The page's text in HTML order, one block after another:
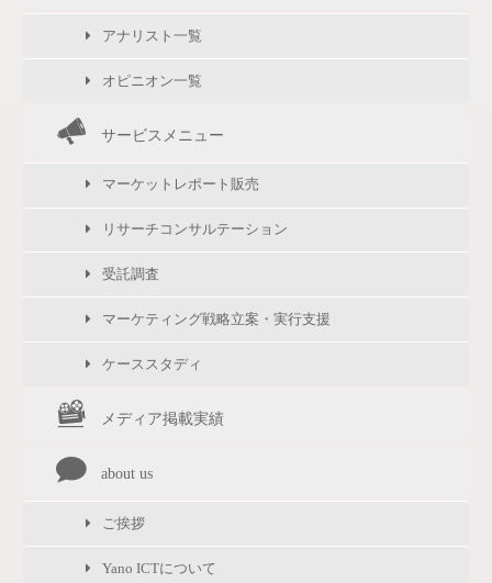
アナリスト一覧
オピニオン一覧
サービスメニュー
マーケットレポート販売
リサーチコンサルテーション
受託調査
マーケティング戦略立案・実行支援
ケーススタディ
メディア掲載実績
about us
ご挨拶
Yano ICTについて